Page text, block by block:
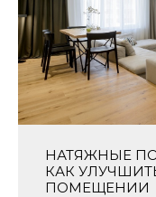
НАТЯЖНЫЕ
КАК
ПОМЕЩЕНИИ